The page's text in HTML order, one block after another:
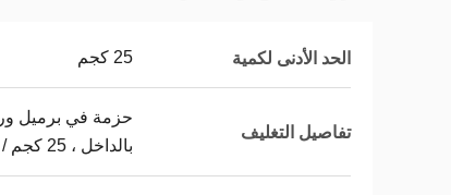
الحد الأدنى لكمية 25 كجم
تفاصيل التغليف
حزمة في برميل
بالداخل ، 25 كجم / برميل